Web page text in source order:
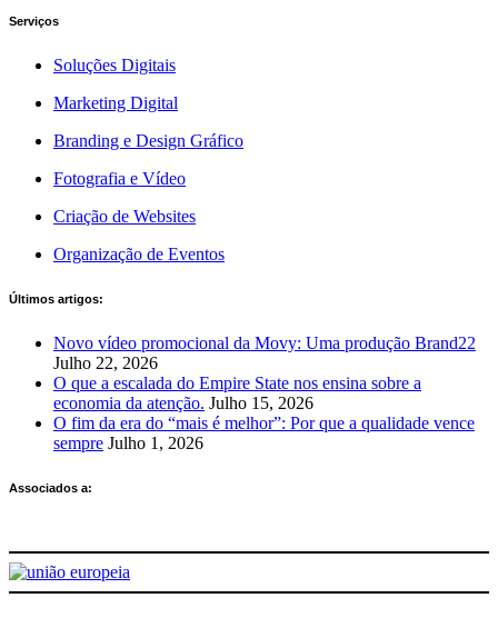
Serviços
Soluções Digitais
Marketing Digital
Branding e Design Gráfico
Fotografia e Vídeo
Criação de Websites
Organização de Eventos
Últimos artigos:
Novo vídeo promocional da Movy: Uma produção Brand22
Julho 22, 2026
O que a escalada do Empire State nos ensina sobre a
economia da atenção. Julho 15, 2026
O fim da era do “mais é melhor”: Por que a qualidade vence
sempre Julho 1, 2026
Associados a: